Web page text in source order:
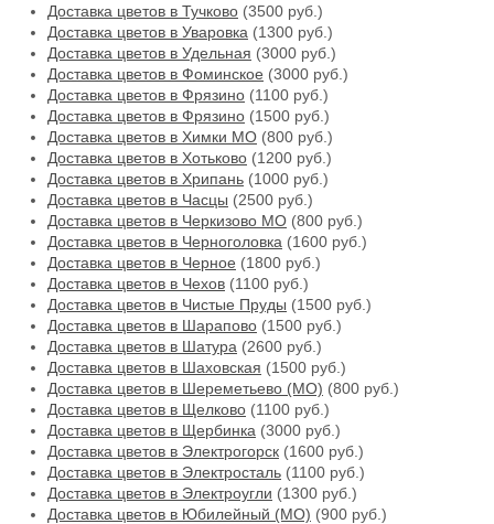
Доставка цветов в Тучково (3500 руб.)
Доставка цветов в Уваровка (1300 руб.)
Доставка цветов в Удельная (3000 руб.)
Доставка цветов в Фоминское (3000 руб.)
Доставка цветов в Фрязино (1100 руб.)
Доставка цветов в Фрязино (1500 руб.)
Доставка цветов в Химки МО (800 руб.)
Доставка цветов в Хотьково (1200 руб.)
Доставка цветов в Хрипань (1000 руб.)
Доставка цветов в Часцы (2500 руб.)
Доставка цветов в Черкизово МО (800 руб.)
Доставка цветов в Черноголовка (1600 руб.)
Доставка цветов в Черное (1800 руб.)
Доставка цветов в Чехов (1100 руб.)
Доставка цветов в Чистые Пруды (1500 руб.)
Доставка цветов в Шарапово (1500 руб.)
Доставка цветов в Шатура (2600 руб.)
Доставка цветов в Шаховская (1500 руб.)
Доставка цветов в Шереметьево (МО) (800 руб.)
Доставка цветов в Щелково (1100 руб.)
Доставка цветов в Щербинка (3000 руб.)
Доставка цветов в Электрогорск (1600 руб.)
Доставка цветов в Электросталь (1100 руб.)
Доставка цветов в Электроугли (1300 руб.)
Доставка цветов в Юбилейный (МО) (900 руб.)